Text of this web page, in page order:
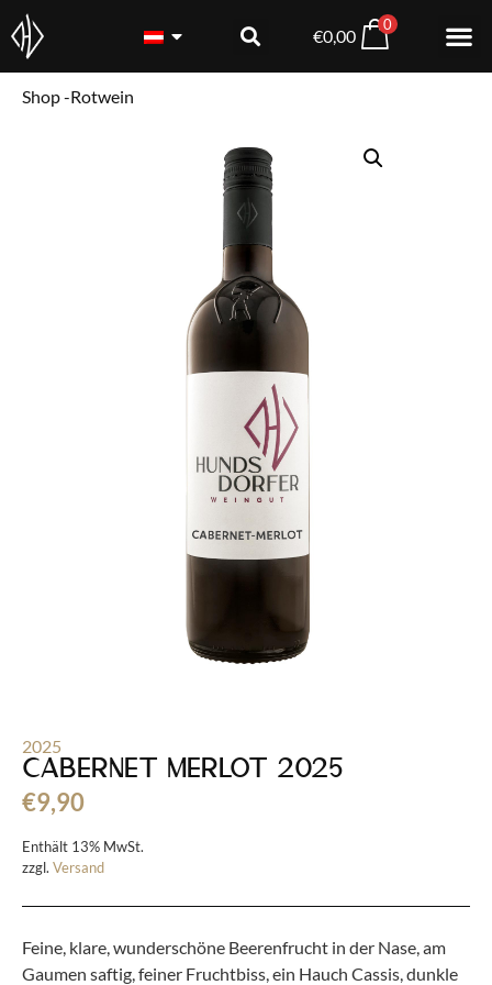
€0,00
0
Shop -Rotwein
2025
Cabernet Merlot 2025
€9,90
Enthält 13% MwSt.
zzgl. Versand
Feine, klare, wunderschöne Beerenfrucht in der Nase, am
Gaumen saftig, feiner Fruchtbiss, ein Hauch Cassis, dunkle
Zweigelt